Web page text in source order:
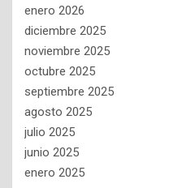
enero 2026
diciembre 2025
noviembre 2025
octubre 2025
septiembre 2025
agosto 2025
julio 2025
junio 2025
enero 2025